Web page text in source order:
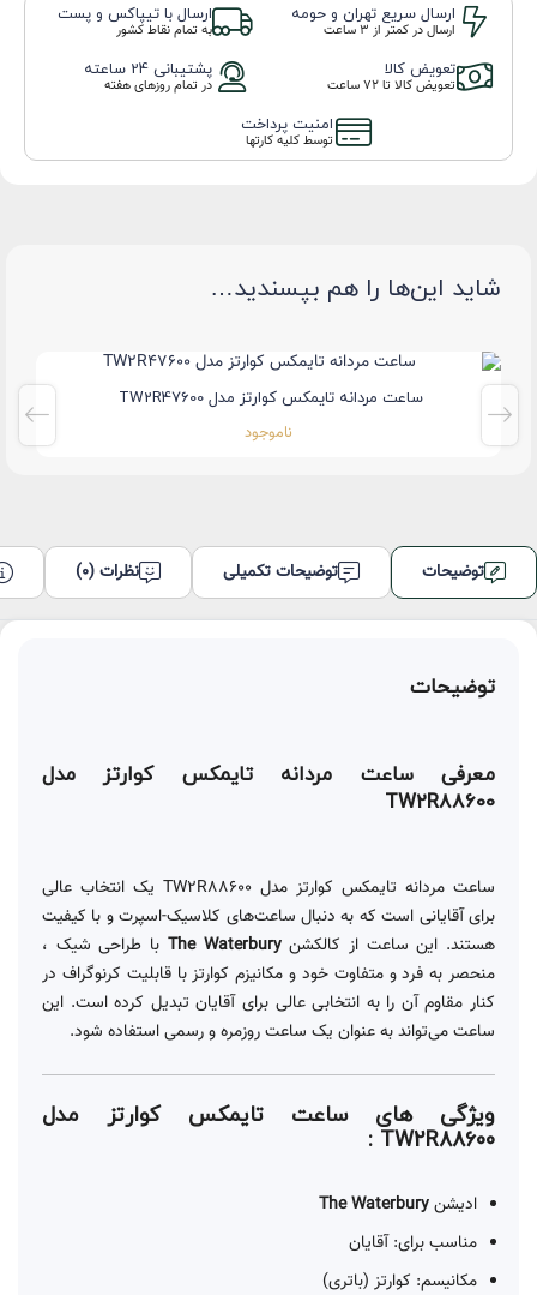
ارسال سریع تهران و حومه
ارسال در کمتر از 3 ساعت
ارسال با تیپاکس و پست
به تمام نقاط کشور
تعویض کالا
تعویض کالا تا ۷۲ ساعت
پشتیبانی 24 ساعته
در تمام روزهای هفته
امنیت پرداخت
توسط کلیه کارتها
شاید این‌ها را هم بپسندید…
ساعت مردانه تایمکس کوارتز مدل TW2R47600
ناموجود
توضیحات توضیحات تکمیلی نظرات (0)
توضیحات
معرفی ساعت مردانه تایمکس کوارتز مدل
TW2R88600
ساعت مردانه تایمکس کوارتز مدل TW2R88600 یک انتخاب عالی
برای آقایانی است که به دنبال ساعت‌های کلاسیک-اسپرت و با کیفیت
هستند. این ساعت از کالکشنThe Waterbury با طراحی شیک ،
منحصر به فرد و متفاوت خود و مکانیزم کوارتز با قابلیت کرنوگراف در
کنار مقاوم آن را به انتخابی عالی برای آقایان تبدیل کرده است. این
ساعت می‌تواند به عنوان یک ساعت روزمره و رسمی استفاده شود.
ویژگی های ساعت تایمکس کوارتز مدل
TW2R88600 :
ادیشنThe Waterbury
مناسب برای: آقایان
مکانیسم: کوارتز (باتری)